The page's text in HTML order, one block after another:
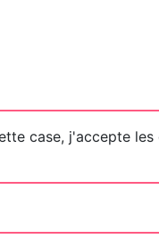
case, j'accepte